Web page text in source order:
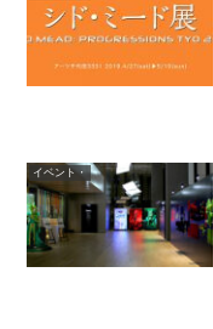
イベント・